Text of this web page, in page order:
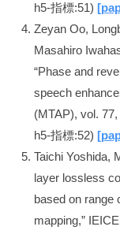
h5-指標:51)
Zeyan Oo,
Masahiro
“Phase and
speech
(MTAP), vol.
h5-指標:52)
Taichi Yoshida,
layer lossless
based on range
mapping,”